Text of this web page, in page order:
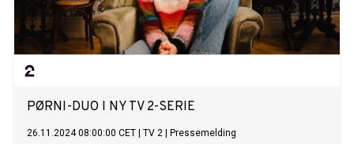
PØRNI-DUO I NY TV 2-SERIE
26.11.2024 08:00:00 CET TV 2 Pressemelding